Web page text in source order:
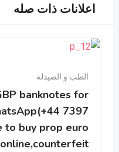
اعلانات ذات صله
الطب و الصيدله
banknotes for
7397
to buy prop euro